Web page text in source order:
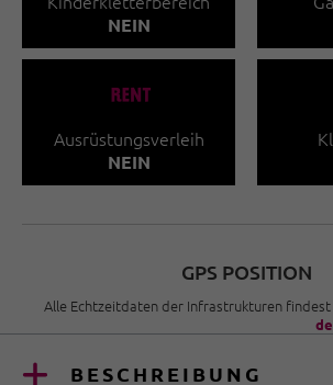
NEIN
🐔
Ausrüstungsverleih
NEIN
GPS POSITION
Alle Echtzeitdaten der Infrastrukturen
BESCHREIBUNG